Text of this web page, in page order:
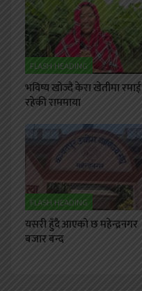
FLASH HEADING
भविष्य खोज्दै केरा खेतीमा रमाई
रहेकी राममाया
FLASH HEADING
यसरी हुँदै आएको छ महेन्द्रनगर
बजार बन्द